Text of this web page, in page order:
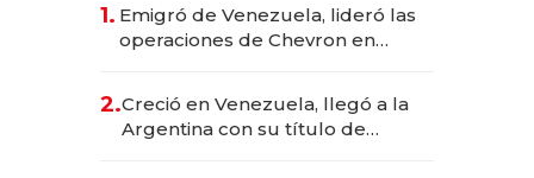
1. Emigró de Venezuela, lideró las
operaciones de Chevron en
2.Creció en Venezuela, llegó a la
Argentina con su título de